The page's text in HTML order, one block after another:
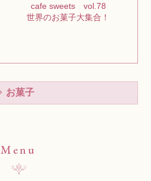
cafe sweets vol.78
世界のお菓子大集合！
お菓子
Menu